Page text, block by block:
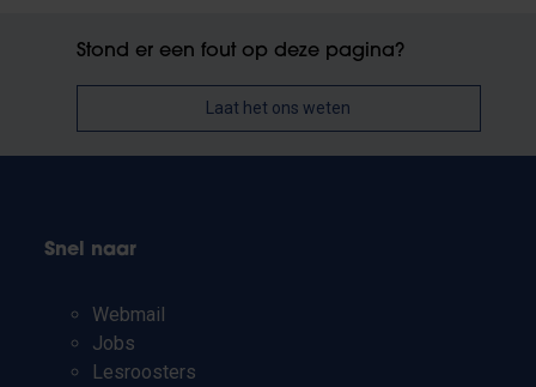
Stond er een fout op deze pagina?
Laat het ons weten
Snel naar
Webmail
Jobs
Lesroosters